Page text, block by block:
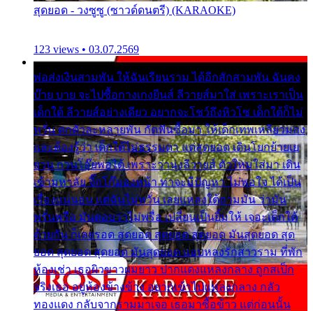
สุดยอด - วงซูซู (ซาวด์ดนตรี) (KARAOKE)
123 views • 03.07.2569
พ่อส่งเงินสามพัน ให้ฉันเรียนราม ได้อีกสักสามพัน ฉันคง
บ๊าย บาย จะไปซื้อกางเกงยีนส์ ลีวายส์มาใส่ เพราะเราเป็น
เด็กใต้ ลีวายส์อย่างเดียว อยากจะโชว์ถึงหิวโซ เด็กใต้ก็ไม่
หวั่น ตกตัวละหลายพัน กัดฟันซื้อมา ให้เด็กเทพเหลียวมอง
และต้องรู้ว่า เด็กใต้ไม่ธรรมดา แต่สุดยอด เดินโยกย้ายเย
ยวน กวนโอ๊ยพอได้ เพราะว่านุ่งลีวายส์ ตัวใหม่ใส่มา เดิน
เข้ามหาลัย จิ๊กโก๊มองหน้า ท่าจะมีปัญหา ไม่พอใจ ได้เป็น
เรื่องแน่นอน แต่ฉันไม่หวั่น เลยแหลงใต้ถามมัน ว่ามัน
พรั่นพรือ มันตอบว่าไม่พรื่อ เปลี่ยนเป็นยิ้มให้ เจอะเด็กใต้
ด้วยกัน ก็เลยรอด สุดยอด สุดยอด สุดยอด มันสุดยอด สุด
ยอด สุดยอด สุดยอด มันสุดยอด แอบหลงรักสาวราม ที่พัก
ห้องเช่า เธอผิวขาวผมยาว ปากแดงแหลงกลาง ถูกสเป็ก
จริงเธอ อยู่ห้องข้างข้าง อยากเข้าไปแหลงกลาง กลัว
ทองแดง กลับจากรามมาเจอ เธอมาซื้อข้าว แต่ก่อนนั้น